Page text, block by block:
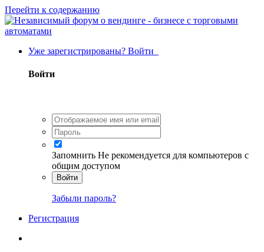
Перейти к содержанию
Уже зарегистрированы? Войти
Войти
Запомнить Не рекомендуется для компьютеров с
общим доступом
Войти
Забыли пароль?
Регистрация